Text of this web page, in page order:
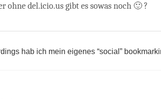
ohne del.icio.us gibt es sowas noch 🙂 ?
hab ich mein eigenes “social”